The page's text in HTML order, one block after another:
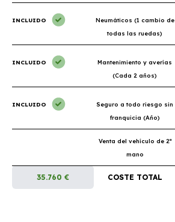
INCLUIDO
Neumáticos (1 cambio de
todas las ruedas)
INCLUIDO
Mantenimiento y averías
(Cada 2 años)
INCLUIDO
Seguro a todo riesgo sin
franquicia (Año)
Venta del vehículo de 2ª
mano
35.760 € COSTE TOTAL